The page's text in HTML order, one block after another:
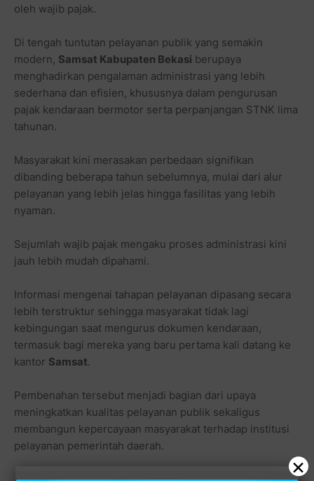
oleh wajib pajak.
Di tengah tuntutan pelayanan publik yang semakin
modern, Samsat Kabupaten Bekasi berupaya
menghadirkan pengalaman administrasi yang lebih
sederhana dan efisien, khususnya dalam pengurusan
pajak kendaraan bermotor serta perpanjangan STNK lima
tahunan.
Masyarakat kini merasakan perbedaan signifikan
dibanding beberapa tahun sebelumnya, mulai dari alur
pelayanan yang lebih jelas hingga fasilitas yang lebih
nyaman.
Sejumlah wajib pajak mengaku proses administrasi kini
jauh lebih mudah dipahami.
Informasi mengenai tahapan pelayanan dipasang secara
lebih terstruktur sehingga masyarakat tidak lagi
kebingungan saat mengurus dokumen kendaraan,
termasuk bagi mereka yang baru pertama kali datang ke
kantor Samsat.
Pembenahan tersebut menjadi bagian dari upaya
meningkatkan kualitas pelayanan publik sekaligus
membangun kepercayaan masyarakat terhadap institusi
pelayanan pemerintah daerah.
×